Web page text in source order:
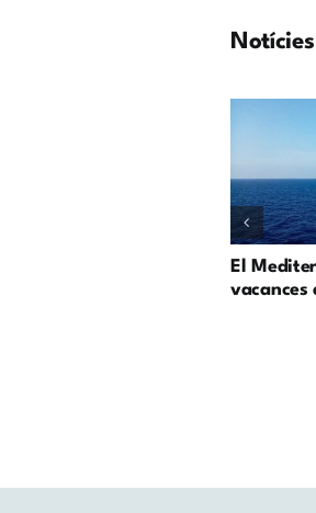
El
vacances